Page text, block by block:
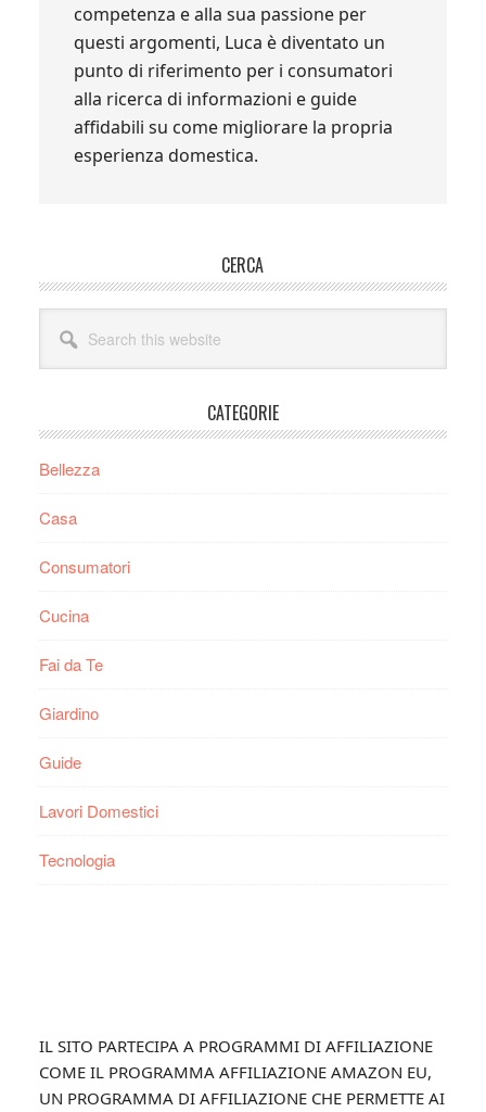
competenza e alla sua passione per
questi argomenti, Luca è diventato un
punto di riferimento per i consumatori
alla ricerca di informazioni e guide
affidabili su come migliorare la propria
esperienza domestica.
Sidebar
CERCA
this
website
CATEGORIE
Bellezza
Casa
Consumatori
Cucina
Fai da Te
Giardino
Guide
Lavori Domestici
Tecnologia
Footer
IL SITO PARTECIPA A PROGRAMMI DI AFFILIAZIONE
COME IL PROGRAMMA AFFILIAZIONE AMAZON EU,
UN PROGRAMMA DI AFFILIAZIONE CHE PERMETTE AI